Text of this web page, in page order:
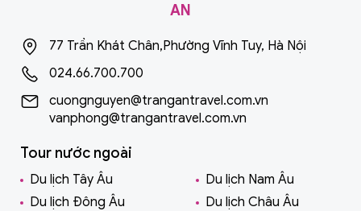
AN
77 Trần Khát Chân,Phường Vĩnh Tuy, Hà Nội
024.66.700.700
cuongnguyen@trangantravel.com.vn
vanphong@trangantravel.com.vn
Tour nước ngoài
Du lịch Tây Âu
Du lịch Nam Âu
Du lịch Đông Âu
Du lịch Châu Âu